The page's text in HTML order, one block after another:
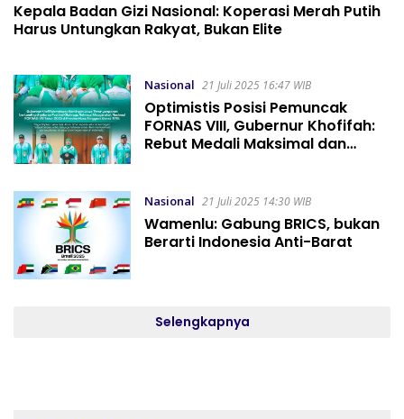
Kepala Badan Gizi Nasional: Koperasi Merah Putih
Harus Untungkan Rakyat, Bukan Elite
Nasional 21 Juli 2025 16:47 WIB
Optimistis Posisi Pemuncak
FORNAS VIII, Gubernur Khofifah:
Rebut Medali Maksimal dan
Nasional 21 Juli 2025 14:30 WIB
Wamenlu: Gabung BRICS, bukan
Berarti Indonesia Anti-Barat
Selengkapnya